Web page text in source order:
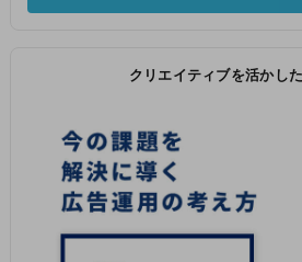
クリエイティブを活かし